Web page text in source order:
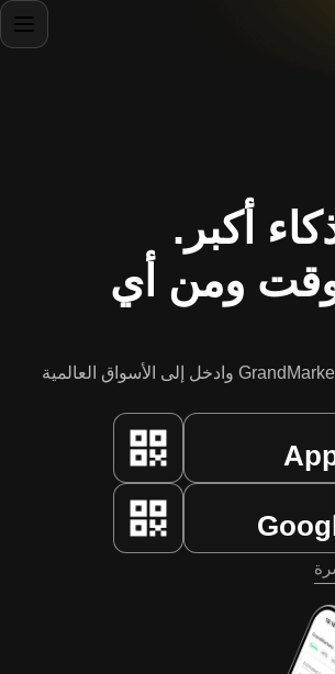
ومن أي
قم بتنزيل تطبيق GrandMarkets وادخل إلى الأسواق العالمية